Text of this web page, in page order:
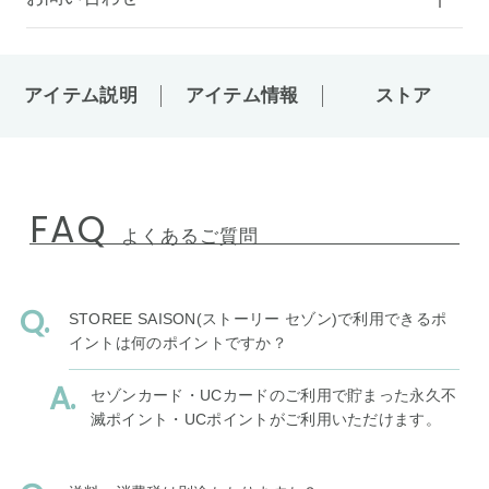
アイテム説明 アイテム情報 ストア
FAQ よくあるご質問
STOREE SAISON(ストーリー セゾン)で利用できるポ
イントは何のポイントですか？
セゾンカード・UCカードのご利用で貯まった永久不
滅ポイント・UCポイントがご利用いただけます。